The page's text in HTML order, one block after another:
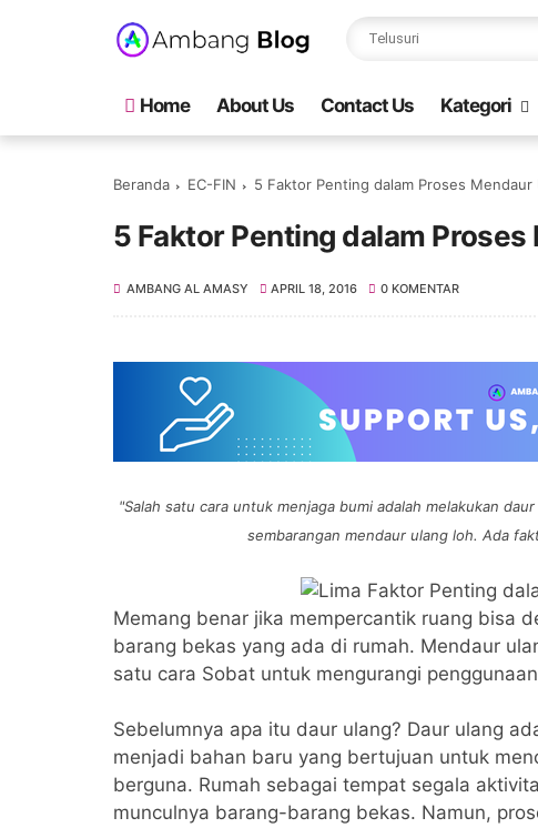
Home About Us Contact Us Kategori
Beranda EC-FIN 5 Faktor Penting dalam Proses Mendaur
5 Faktor Penting dalam Proses
AMBANG AL AMASY APRIL 18, 2016 0 KOMENTAR
"Salah satu cara untuk menjaga bumi adalah melakukan
sembarangan mendaur ulang loh. Ada
Memang benar jika mempercantik ruang bisa
barang bekas yang ada di rumah. Mendaur
satu cara Sobat untuk mengurangi
Sebelumnya apa itu daur ulang? Daur ulang
menjadi bahan baru yang bertujuan untuk
berguna. Rumah sebagai tempat segala
munculnya barang-barang bekas. Namun,